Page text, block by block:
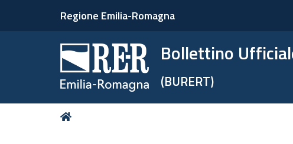
Regione Emilia-Romagna
Bollettino
(BURERT)
Tu